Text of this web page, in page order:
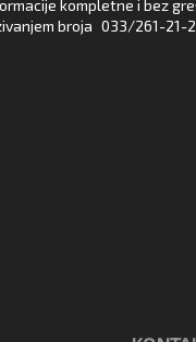
kompletne i bez
broja 033/261-21-